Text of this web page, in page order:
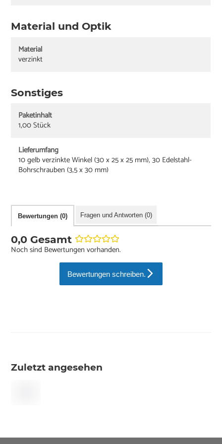
Material und Optik
Material
verzinkt
Sonstiges
Paketinhalt
1,00 Stück
Lieferumfang
10 gelb verzinkte Winkel (30 x 25 x 25 mm), 30 Edelstahl-
Bohrschrauben (3,5 x 30 mm)
Bewertungen (0) Fragen und Antworten (0)
0,0 Gesamt
Noch sind Bewertungen vorhanden.
Bewertungen schreiben.
Zuletzt angesehen